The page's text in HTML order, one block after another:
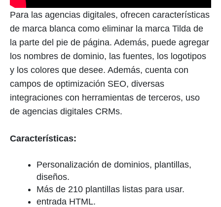
Para las agencias digitales, ofrecen características
de marca blanca como eliminar la marca Tilda de
la parte del pie de página. Además, puede agregar
los nombres de dominio, las fuentes, los logotipos
y los colores que desee. Además, cuenta con
campos de optimización SEO, diversas
integraciones con herramientas de terceros, uso
de agencias digitales CRMs.
Características:
Personalización de dominios, plantillas,
diseños.
Más de 210 plantillas listas para usar.
entrada HTML.